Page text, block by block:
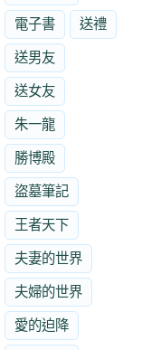
電子書 送禮
送男友
送女友
朱一龍
勝博殿
盜墓筆記
王者天下
夫妻的世界
夫婦的世界
愛的迫降